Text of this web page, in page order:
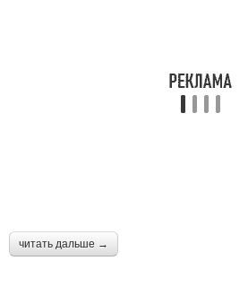
читать дальше →